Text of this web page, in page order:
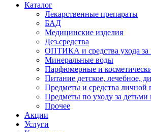
Каталог
Лекарственные препараты
БАД
Медицинские изделия
Дез.средства
ОПТИКА и средства ухода за
Минеральные воды
Парфюмерные и
Питание детское, лечебное,
Предметы и средства личной
Предметы по уходу за
Прочее
Акции
Услуги